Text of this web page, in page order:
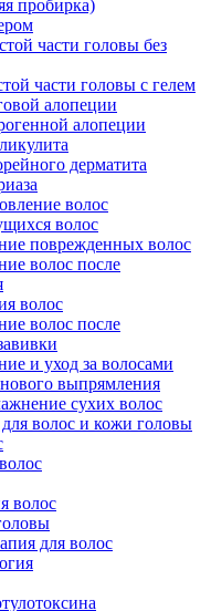
пробирка)
части головы без
части головы с гелем
алопеции
алопеции
дерматита
волос
волос
поврежденных волос
волос после
волос
волос после
и уход за волосами
выпрямления
сухих волос
волос и кожи головы
волос
для волос